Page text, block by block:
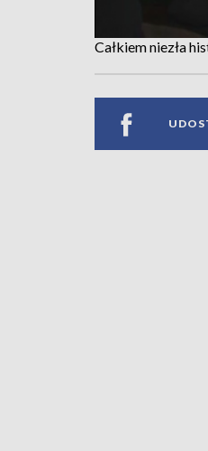
Całkiem niezła